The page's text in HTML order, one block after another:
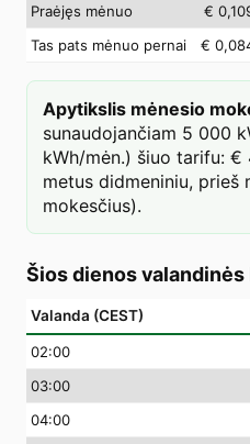
Praėjęs mėnuo
€
Tas pats mėnuo pernai
€
Apytikslis mėnesio
sunaudojančiam 5 000
kWh/mėn.) šiuo tarifu: €
metus didmeniniu, prieš
mokesčius).
Šios dienos valandinės
Valanda (CEST)
02:00
03:00
04:00